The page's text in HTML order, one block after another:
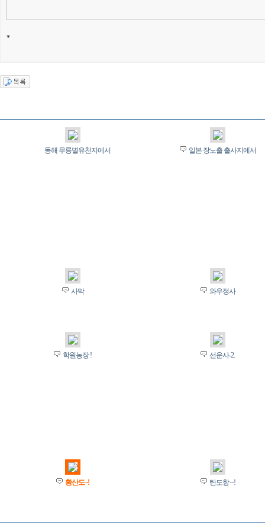
*
동해 무릉별유천지에서 일본 장노출 출사지에서
사막 와우정사
학원농장 ! 선운사-2.
황산도~! 탄도항 ~!